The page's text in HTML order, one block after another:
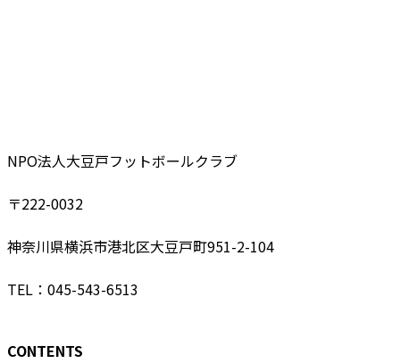
NPO法人大豆戸フットボールクラブ
〒222-0032
神奈川県横浜市港北区大豆戸町951-2-104
TEL：045-543-6513
CONTENTS